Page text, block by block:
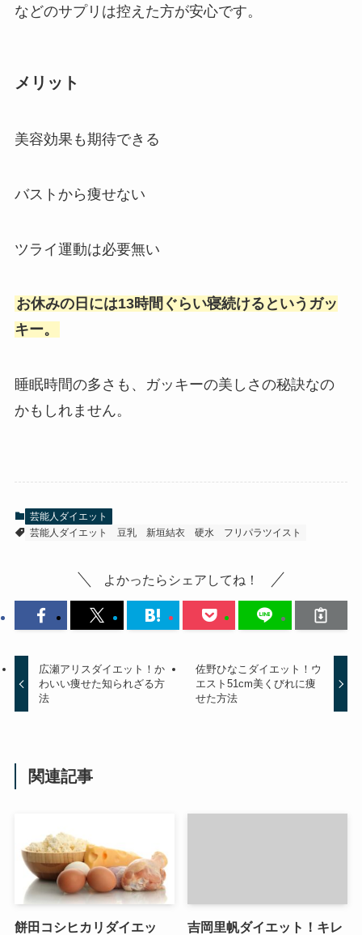
などのサプリは控えた方が安心です。
メリット
美容効果も期待できる
バストから痩せない
ツライ運動は必要無い
お休みの日には13時間ぐらい寝続けるというガッ
キー。
睡眠時間の多さも、ガッキーの美しさの秘訣なの
かもしれません。
芸能人ダイエット
芸能人ダイエット
豆乳 新垣結衣 硬水 フリパラツイスト
よかったらシェアしてね！
広瀬アリスダイエット！か
わいい痩せた知られざる方
法
佐野ひなこダイエット！ウ
エスト51cm美くびれに痩
せた方法
関連記事
餅田コシヒカリダイエッ
吉岡里帆ダイエット！キレ